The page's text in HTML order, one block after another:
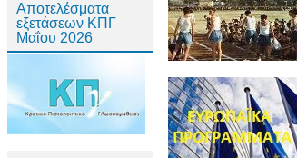
Αποτελέσματα
εξετάσεων ΚΠΓ
Μαΐου 2026